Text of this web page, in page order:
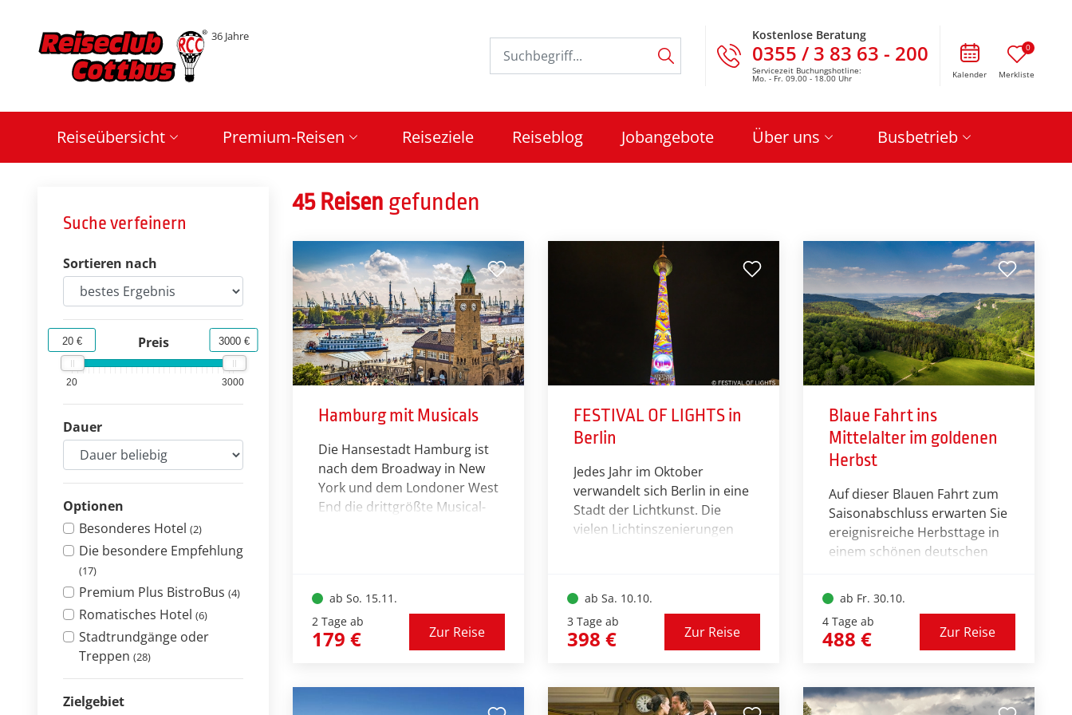
36 Jahre Kostenlose Beratung
0355 / 3 83 63 - 200
Servicezeit Buchungshotline:
Mo. - Fr. 09.00 - 18.00 Uhr Kalender
0
Merkliste
Reiseübersicht Premium-Reisen Reiseziele Reiseblog Jobangebote Über uns Busbetrieb
Suche verfeinern
Sortieren nach
Preis
20 3000
20 € 3000 €
Dauer
Optionen
Besonderes Hotel (2)
Die besondere Empfehlung
(17)
Premium Plus BistroBus (4)
Romatisches Hotel (6)
Stadtrundgänge oder
Treppen (28)
Zielgebiet
45 Reisen gefunden
Hamburg mit Musicals
Die Hansestadt Hamburg ist
nach dem Broadway in New
York und dem Londoner West
End die drittgrößte Musical-
Musicals „DER KÖNIG DER
LÖWEN“, „TARZAN“, „MJ – Das
Michael Jackson Musical“ oder
ab So. 15.11.
2 Tage ab
179 € Zur Reise
FESTIVAL OF LIGHTS in
Berlin
Jedes Jahr im Oktober
verwandelt sich Berlin in eine
Stadt der Lichtkunst. Die
vielen Lichtinszenierungen
aufwändigsten und
bekanntesten
Lichtkunstfestivals der Welt.
Hauptstadt in eine große,
ab Sa. 10.10.
3 Tage ab
398 € Zur Reise
Blaue Fahrt ins
Mittelalter im goldenen
Herbst
Auf dieser Blauen Fahrt zum
Saisonabschluss erwarten Sie
ereignisreiche Herbsttage in
einem schönen deutschen
unterhaltsamen
Erlebnismuseum können Sie
sich auf eine bunte Mischung
aus historischer Baukunst
Schönheit freuen. Seien Sie in
einem der max. zwei
ab Fr. 30.10.
4 Tage ab
488 € Zur Reise